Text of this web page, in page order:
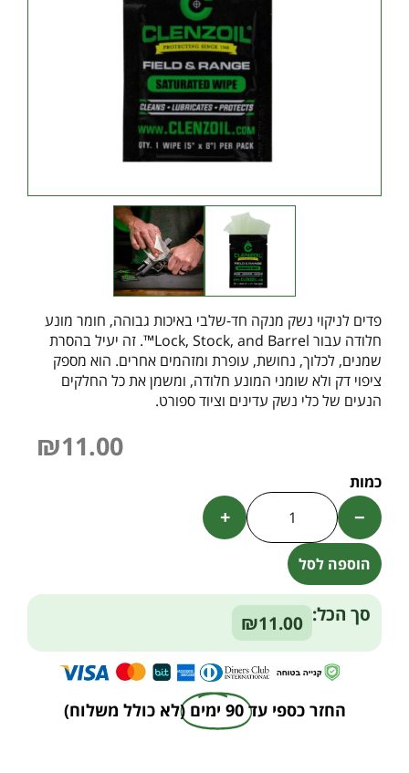
פדים לניקוי נשק מנקה חד-שלבי באיכות גבוהה, חומר מונע
חלודה עבור Lock, Stock, and Barrel™. זה יעיל בהסרת
שמנים, לכלוך, נחושת, עופרת ומזהמים אחרים. הוא מספק
ציפוי דק ולא שומני המונע חלודה, ומשמן את כל החלקים
הנעים של כלי נשק עדינים וציוד ספורט.
₪11.00
−
+
הוספה לסל
Alternative:
סך הכל: ₪11.00
החזר כספי עד 90 ימים (לא כולל משלוח)